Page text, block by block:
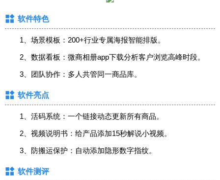
软件特色‌
1、场景模板：200+行业专属海报智能排版。
2、数据看板：微商相册app下载分析客户浏览高峰时段。
3、团队协作：多人共管同一商品库。
软件亮点‌
1、活码系统：一个链接动态更新所有商品。
2、视频说明书：给产品添加15秒解说小视频。
3、防搬运保护：自动添加隐形数字指纹。
软件测评‌